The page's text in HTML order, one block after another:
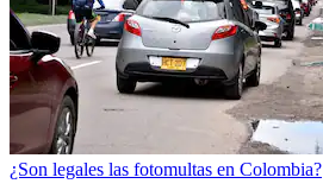
¿Son legales las fotomultas en Colombia?